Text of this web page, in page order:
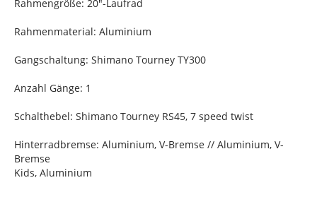
Rahmengröße: 20"-Laufrad
Rahmenmaterial: Aluminium
Gangschaltung: Shimano Tourney TY300
Anzahl Gänge: 1
Schalthebel: Shimano Tourney RS45, 7 speed twist
Hinterradbremse: Aluminium, V-Bremse // Aluminium, V-
Bremse
Kids, Aluminium